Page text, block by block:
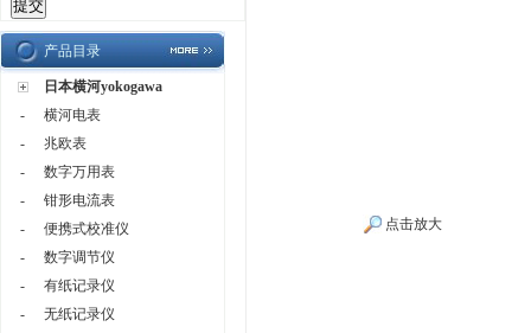
产品目录
日本横河yokogawa
-
横河电表
-
兆欧表
-
数字万用表
-
钳形电流表
-
便携式校准仪
-
数字调节仪
-
有纸记录仪
-
无纸记录仪
点击放大